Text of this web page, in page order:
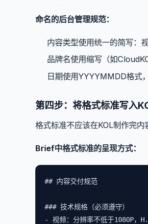
命名的后台管理规范：
内容类型使用统一的简写：
品牌名使用缩写（如
日期使用YYYYMMDD格式
第四步：将格式标准写入
格式标准不应该在KOL制作完内
Brief中格式标准的呈现方式：
## 内容交付规范
### 技术规格（必须遵守）
- 视频：分辨率不低于1080P，